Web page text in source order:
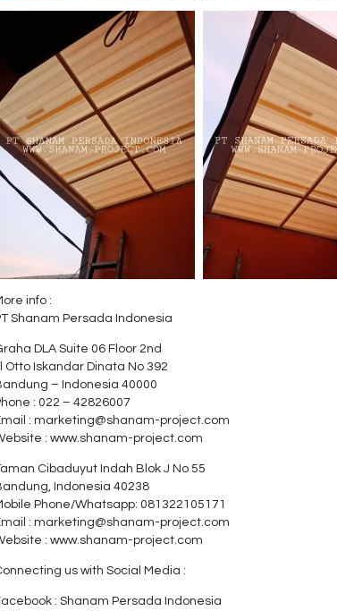
info :
Shanam Persada Indonesia
DLA Suite 06 Floor 2nd
Otto Iskandar Dinata No 392
– Indonesia 40000
: 022 – 42826007
: marketing@shanam-project.com
: www.shanam-project.com
Cibaduyut Indah Blok J No 55
Indonesia 40238
Phone/Whatsapp: 081322105171
: marketing@shanam-project.com
: www.shanam-project.com
us with Social Media :
: Shanam Persada Indonesia